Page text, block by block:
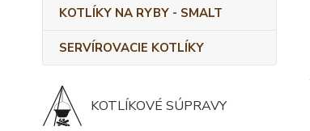
KOTLÍKY NA RYBY - SMALT
SERVÍROVACIE KOTLÍKY
KOTLÍKOVÉ SÚPRAVY